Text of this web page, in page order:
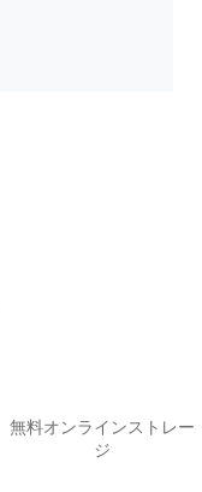
無料オンラインストレー
ジ